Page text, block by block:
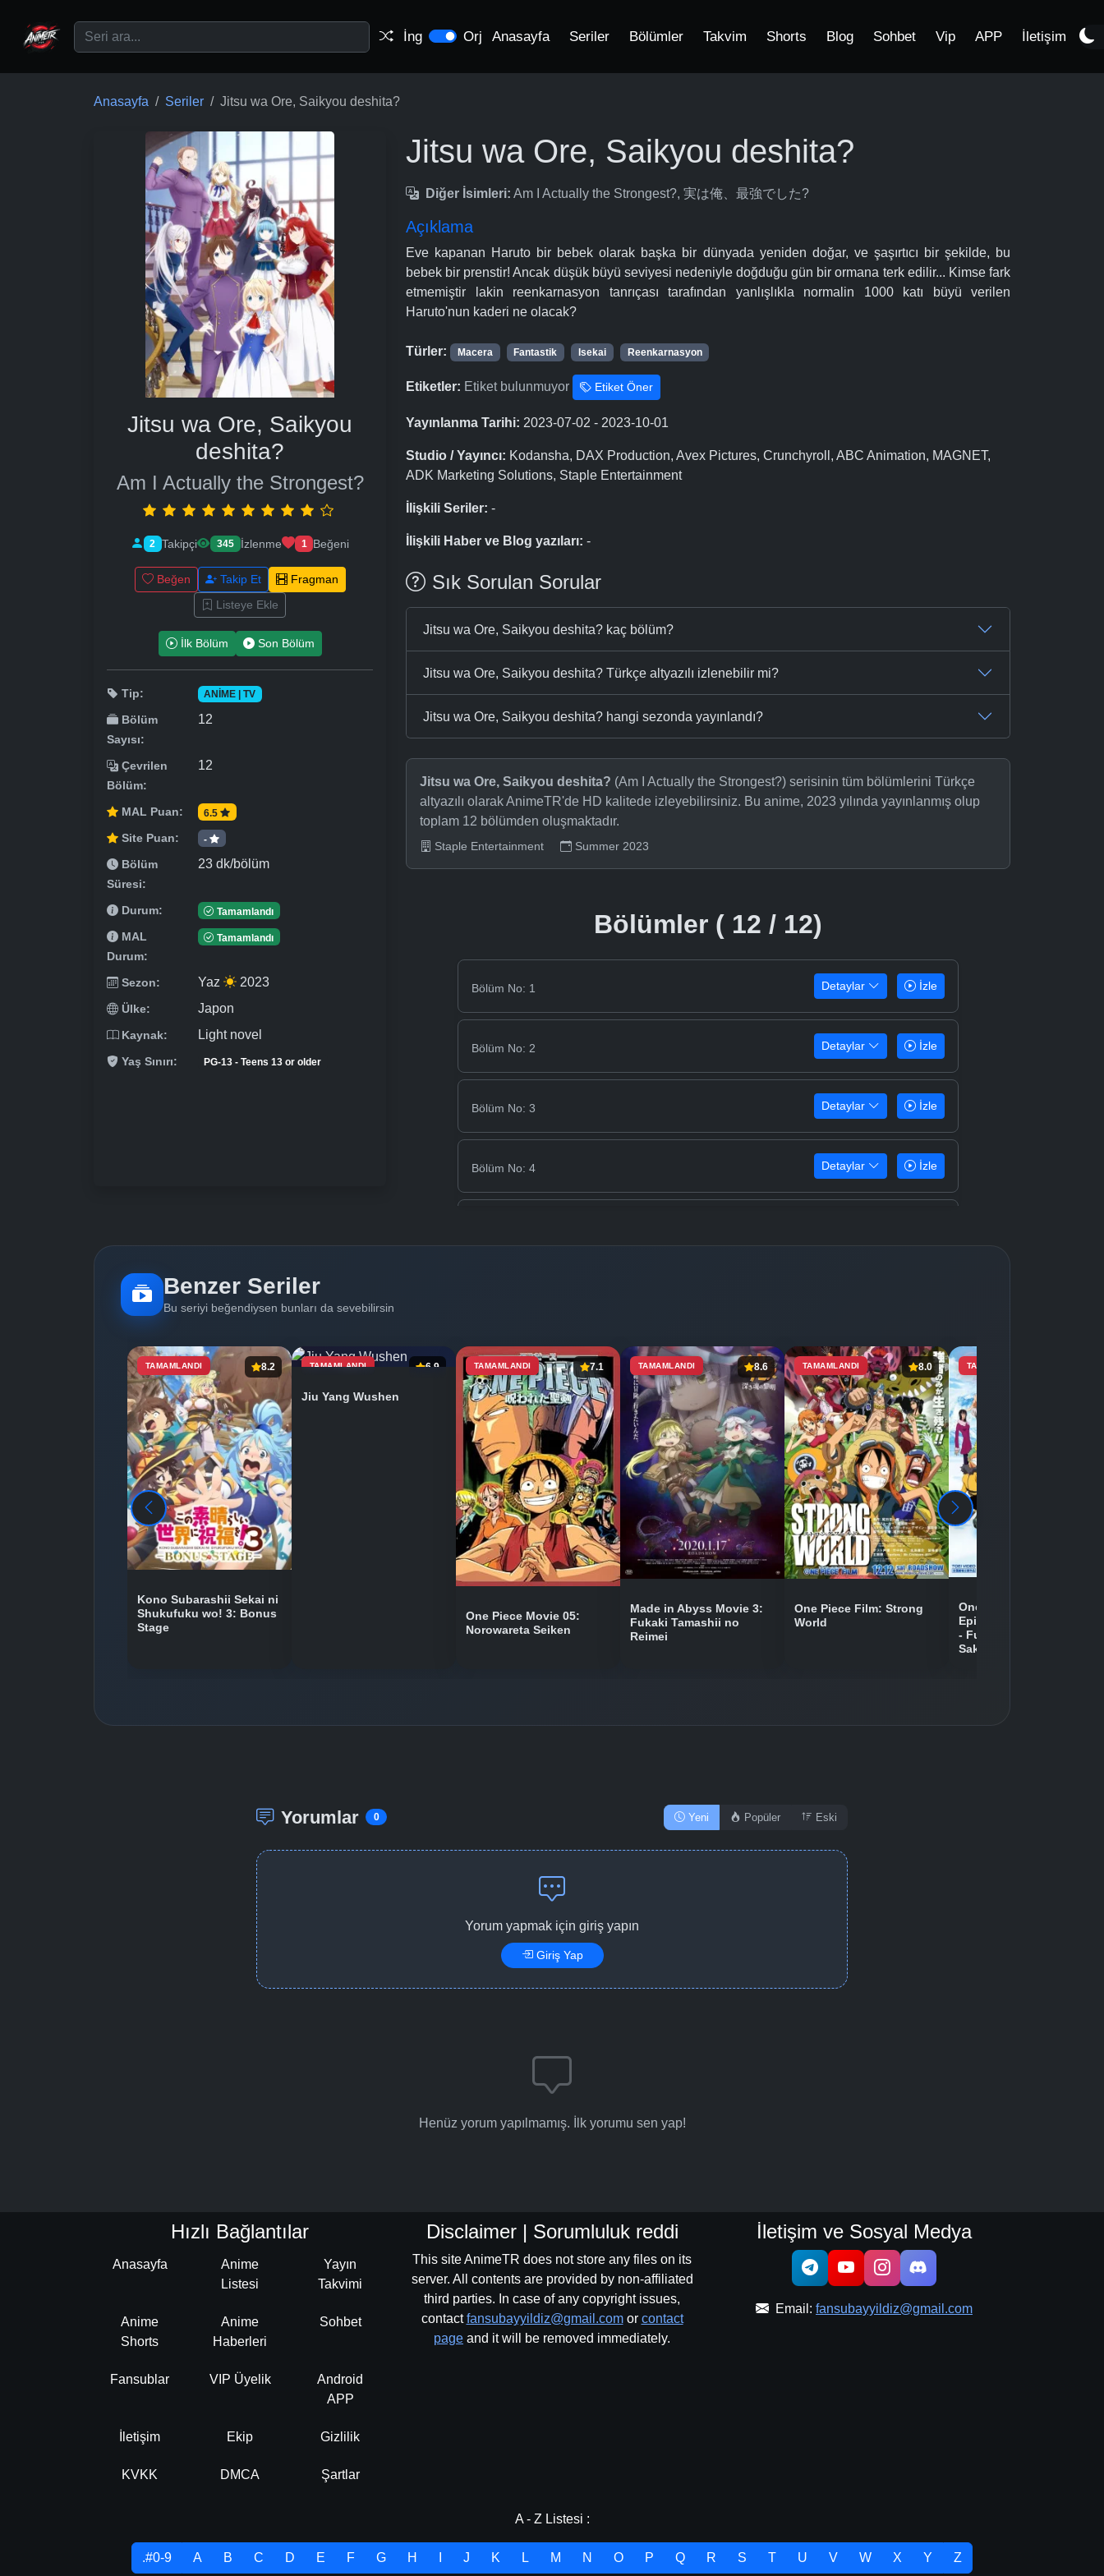
İng Orj Anasayfa Seriler Bölümler Takvim Shorts Blog Sohbet Vip APP İletişim
Anasayfa Seriler Jitsu wa Ore, Saikyou deshita?
Jitsu wa Ore, Saikyou
deshita?
Am I Actually the Strongest?
2 Takipçi 345 İzlenme 1 Beğeni
Beğen Takip Et
Fragman
Listeye Ekle
İlk Bölüm Son Bölüm
Tip: ANIME | TV
Bölüm
Sayısı:
12
Çevrilen
Bölüm:
12
MAL Puan: 6.5
Site Puan: -
Bölüm
Süresi:
23 dk/bölüm
Durum: Tamamlandı
MAL
Durum:
Tamamlandı
Sezon: Yaz 2023
Ülke: Japon
Kaynak: Light novel
Yaş Sınırı: PG-13 - Teens 13 or older
Jitsu wa Ore, Saikyou deshita?
Diğer İsimleri: Am I Actually the Strongest?, 実は俺、最強でした?
Açıklama
Eve kapanan Haruto bir bebek olarak başka bir dünyada yeniden doğar, ve şaşırtıcı bir şekilde, bu
bebek bir prenstir! Ancak düşük büyü seviyesi nedeniyle doğduğu gün bir ormana terk edilir... Kimse fark
etmemiştir lakin reenkarnasyon tanrıçası tarafından yanlışlıkla normalin 1000 katı büyü verilen
Haruto'nun kaderi ne olacak?
Türler: Macera Fantastik Isekai Reenkarnasyon
Etiketler: Etiket bulunmuyor Etiket Öner
Yayınlanma Tarihi: 2023-07-02 - 2023-10-01
Studio / Yayıncı: Kodansha, DAX Production, Avex Pictures, Crunchyroll, ABC Animation, MAGNET,
ADK Marketing Solutions, Staple Entertainment
İlişkili Seriler: -
İlişkili Haber ve Blog yazıları: -
Sık Sorulan Sorular
Jitsu wa Ore, Saikyou deshita? kaç bölüm?
Jitsu wa Ore, Saikyou deshita? Türkçe altyazılı izlenebilir mi?
Jitsu wa Ore, Saikyou deshita? hangi sezonda yayınlandı?
Jitsu wa Ore, Saikyou deshita? (Am I Actually the Strongest?) serisinin tüm bölümlerini Türkçe
altyazılı olarak AnimeTR'de HD kalitede izleyebilirsiniz. Bu anime, 2023 yılında yayınlanmış olup
toplam 12 bölümden oluşmaktadır.
Staple Entertainment Summer 2023
Bölümler ( 12 / 12)
Bölüm No: 1 Detaylar İzle
Bölüm No: 2 Detaylar İzle
Bölüm No: 3 Detaylar İzle
Bölüm No: 4 Detaylar İzle
Bölüm No: 7 Detaylar İzle
Bölüm No: 8 Detaylar İzle
Bölüm No: 9 Detaylar İzle
Bölüm No: 10 Detaylar İzle
Bölüm No: 11
Benzer Seriler
Bu seriyi beğendiysen bunları da sevebilirsin
TAMAMLANDI 8.2
Kono Subarashii Sekai ni
Shukufuku wo! 3: Bonus
Stage
TAMAMLANDI 6.9
Jiu Yang Wushen
TAMAMLANDI 7.1
One Piece Movie 05:
Norowareta Seiken
TAMAMLANDI 8.6
Made in Abyss Movie 3:
Fukaki Tamashii no
Reimei
TAMAMLANDI 8.0
One Piece Film: Strong
World
TAMAMLANDI
One Piece Movie 09:
Episode of Chopper Plus
- Fuyu ni Saku, Kiseki no
Sakura
Yorumlar 0 Yeni Popüler Eski
Yorum yapmak için giriş yapın
Giriş Yap
Henüz yorum yapılmamış. İlk yorumu sen yap!
Hızlı Bağlantılar
Anasayfa
Anime
Listesi
Yayın
Takvimi
Anime
Shorts
Anime
Haberleri
Sohbet
Fansublar VIP Üyelik
Android
APP
İletişim Ekip Gizlilik
KVKK DMCA Şartlar
Disclaimer | Sorumluluk reddi
This site AnimeTR does not store any files on its
server. All contents are provided by non-affiliated
third parties. In case of any copyright issues,
contactfansubayyildiz@gmail.comor contact
page and it will be removed immediately.
İletişim ve Sosyal Medya
Email: fansubayyildiz@gmail.com
A - Z Listesi :
.#0-9 A B C D E F G H J K L M N O P Q R S T U V W X Y Z